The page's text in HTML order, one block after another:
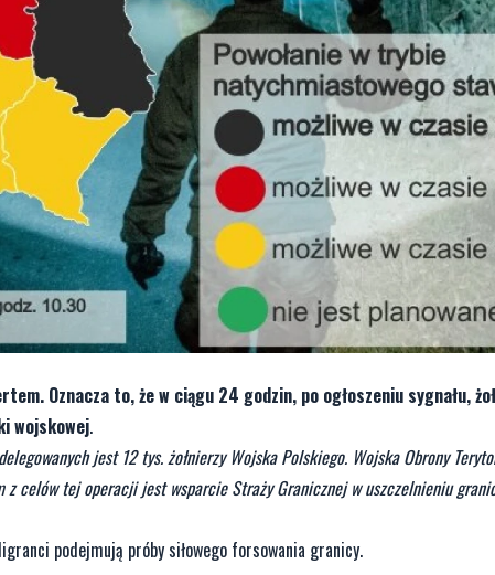
Oznacza to, że w ciągu 24 godzin, po ogłoszeniu sygnału,
wojskowej.
jest 12 tys. żołnierzy Wojska Polskiego. Wojska Obrony
z celów tej operacji jest wsparcie Straży Granicznej w uszczelnieniu
podejmują próby siłowego forsowania granicy.